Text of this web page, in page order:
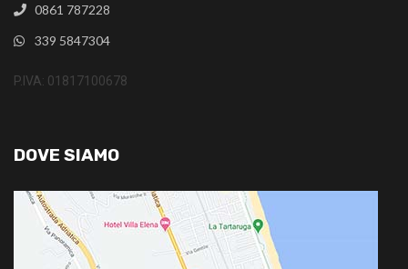
0861 787228
339 5847304
P.IVA: 01817100678
DOVE SIAMO